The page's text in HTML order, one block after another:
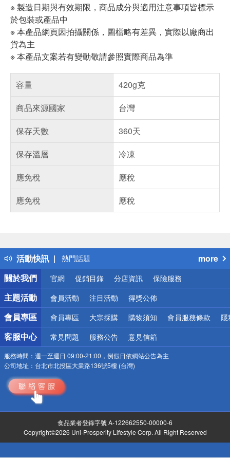
※ 製造日期與有效期限，商品成分與適用注意事項皆標示
於包裝或產品中
※ 本產品網頁因拍攝關係，圖檔略有差異，實際以廠商出
貨為主
※ 本產品文案若有變動敬請參照實際商品為準
容量
420g克
商品來源國家
台灣
保存天數
360天
保存溫層
冷凍
應免稅
應稅
應免稅
應稅
活動快訊
得獎公告
熱門話題
銀行優惠
偏遠地區配送
詐騙網頁！請小心！
more
關於我們
官網 促銷目錄 分店資訊 保險服務
主題活動 會員活動 注目活動 得獎公佈
會員專區 會員專區 大宗採購 購物須知 會員服務條款 隱
客服中心 常見問題 服務公告 意見信箱
服務時間： 週一至週日 09:00-21:00，例假日依網站公告為主
公司地址： 台北市北投區大業路136號5樓 (台灣)
食品業者登錄字號 A-122662550-00000-6
Copyright©2026 Uni-Prosperity Lifestyle Corp. All Right Reserved